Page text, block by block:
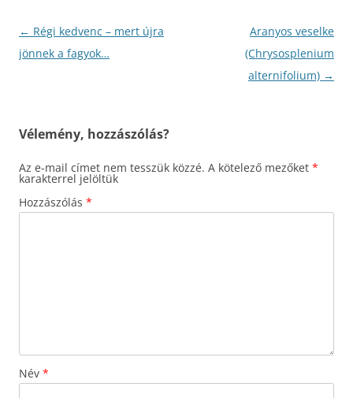
Bejegyzés
navigáció
← Régi kedvenc – mert újra
jönnek a fagyok…
Aranyos veselke
(Chrysosplenium
alternifolium) →
Vélemény, hozzászólás?
Az e-mail címet nem tesszük közzé. A kötelező mezőket *
karakterrel jelöltük
Hozzászólás *
Név *